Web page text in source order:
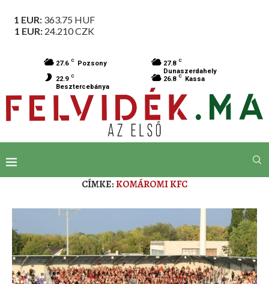
1 EUR: 363.75 HUF
1 EUR: 24.210CZK
27.6 C Pozsony 27.8 C
Dunaszerdahely
22.9 C
Besztercebánya
26.8 C Kassa
CÍMKE:KOMÁROMI KFC